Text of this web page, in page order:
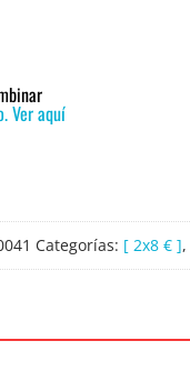
Ver aquí
Categorías: [ 2x8 € ],